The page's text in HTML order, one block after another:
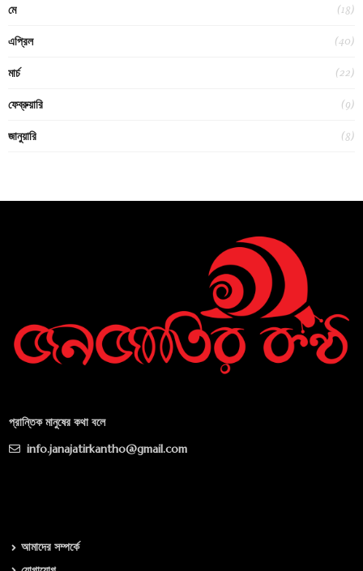
মে (18)
এপ্রিল (40)
মার্চ (22)
ফেব্রুয়ারি (9)
জানুয়ারি (8)
প্রান্তিক মানুষের কথা বলে
info.janajatirkantho@gmail.com
আমাদের সম্পর্কে